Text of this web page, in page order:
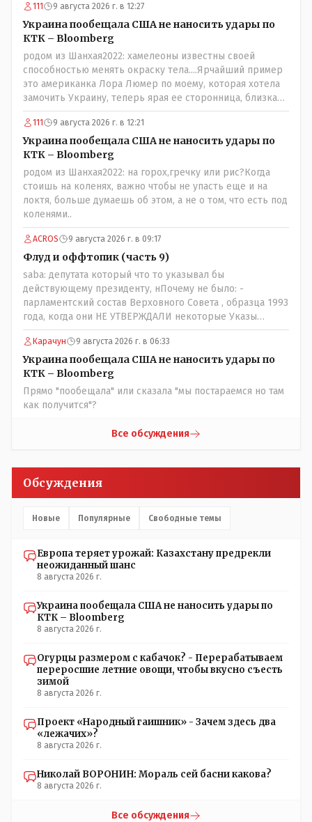
111 9 августа 2026 г. в 12:27
Украина пообещала США не наносить удары по
КТК – Bloomberg
родом из Шанхая2022: хамелеоны известны своей
способностью менять окраску тела....Ярчайший пример
это американка Лора Люмер по моему, которая хотела
замочить Украину, теперь ярая ее сторонница, близкая
к Трампу. Ну и западные страны тем более, которые
предоставляли Зеленскому убежище, чтоб он бежал и
которые развернулись потом на 180 или 360 градусов,
посмотрев на того, как он не сдался, но ты же там сам
живешь и многое знаешь о тех, на кого работаешь.. Это
просто прагматизм и ничего личного. Победим мы, они
встанут под нас и наоборот и все это понимают..
111 9 августа 2026 г. в 12:21
Украина пообещала США не наносить удары по
КТК – Bloomberg
родом из Шанхая2022: на горох,гречку или рис?Когда
стоишь на коленях, важно чтобы не упасть еще и на
локтя, больше думаешь об этом, а не о том, что есть под
коленями..
ACROS 9 августа 2026 г. в 09:17
Флуд и оффтопик (часть 9)
saba: депутата который что то указывал бы
действующему президенту, нПочему не было: -
парламентский состав Верховного Совета , образца 1993
года, когда они НЕ УТВЕРЖДАЛИ некоторые Указы
Назарбаева, особенно в части выборов и перевыборов и
некоторых вопросах внутренней политики, и тогда
Назарбай волевым Указом РАСПУСТИЛ этот бунтарский
состав. Имя - Серикболсын Абдильдин вам знакомо -
юывший секретарь ЦК КП Казахстана , впоследствии -
депутат Верховного Совета и Мажлиса и Председатель
партии коммунстов- он в то время и после и причём
НЕОДНОКРАТНО, указывал и многократно на недостатки
Назарбая и предлагал ему самому ДОБРОВОЛЬНО уйти с
Карачун 9 августа 2026 г. в 06:33
Украина пообещала США не наносить удары по
КТК – Bloomberg
Прямо "пообещала" или сказала "мы постараемся но там
как получится"?
Все обсуждения
Обсуждения
Новые Популярные Свободные темы
Европа теряет урожай: Казахстану предрекли
неожиданный шанс
8 августа 2026 г.
Украина пообещала США не наносить удары по
КТК – Bloomberg
8 августа 2026 г.
Огурцы размером с кабачок? - Перерабатываем
переросшие летние овощи, чтобы вкусно съесть
зимой
8 августа 2026 г.
Проект «Народный гаишник» - Зачем здесь два
«лежачих»?
8 августа 2026 г.
Николай ВОРОНИН: Мораль сей басни какова?
8 августа 2026 г.
Все обсуждения